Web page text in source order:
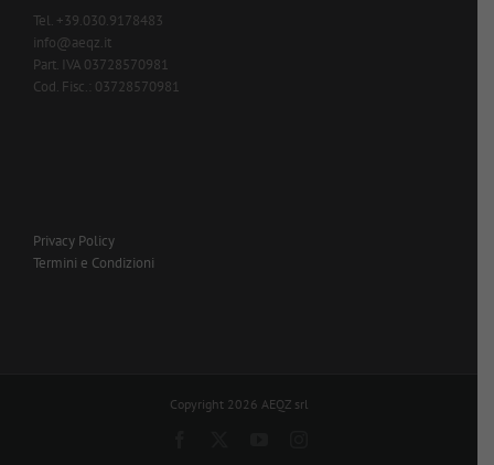
Tel. +39.030.9178483
info@aeqz.it
Part. IVA 03728570981
Cod. Fisc.: 03728570981
Privacy Policy
Termini e Condizioni
Copyright 2026 AEQZ srl